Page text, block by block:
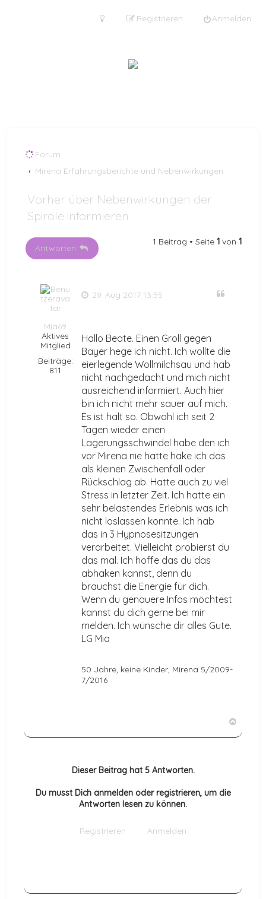
Anmelden
Registrieren
Forum
Mirena Erfahrungsberichte und Nebenwirkungen
Vorher über Nebenwirkungen der
Spirale informieren
Antworten
1 Beitrag • Seite 1von 1
Mia69
Aktives
Mitglied
Beiträge:
811
29. Aug 2017 13:55
Hallo Beate. Einen Groll gegen
Bayer hege ich nicht. Ich wollte die
eierlegende Wollmilchsau und hab
nicht nachgedacht und mich nicht
ausreichend informiert. Auch hier
bin ich nicht mehr sauer auf mich.
Es ist halt so. Obwohl ich seit 2
Tagen wieder einen
Lagerungsschwindel habe den ich
vor Mirena nie hatte hake ich das
als kleinen Zwischenfall oder
Rückschlag ab. Hatte auch zu viel
Stress in letzter Zeit. Ich hatte ein
sehr belastendes Erlebnis was ich
nicht loslassen konnte. Ich hab
das in 3 Hypnosesitzungen
verarbeitet. Vielleicht probierst du
das mal. Ich hoffe das du das
abhaken kannst, denn du
brauchst die Energie für dich.
Wenn du genauere Infos möchtest
kannst du dich gerne bei mir
melden. Ich wünsche dir alles Gute.
LG Mia
50 Jahre, keine Kinder, Mirena 5/2009-
7/2016
a
Dieser Beitrag hat 5Antworten.
Du musst Dich anmelden oder registrieren, um die
Antworten lesen zu können.
Registrieren Anmelden